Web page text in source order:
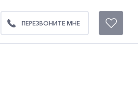
ПЕРЕЗВОНИТЕ МНЕ